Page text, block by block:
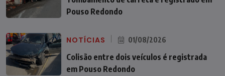
Pouso Redondo
NOTÍCIAS 01/08/2026
Colisão entre dois veículos é registrada
em Pouso Redondo